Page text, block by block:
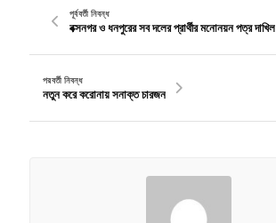
পূর্ববর্তী নিবন্ধ
বক্সনগর ও ধনপুরের সব দলের প্রার্থীর মনোনয়ন পত্র দাখিল
পরবর্তী নিবন্ধ
নতুন করে করোনায় সনাক্ত চারজন